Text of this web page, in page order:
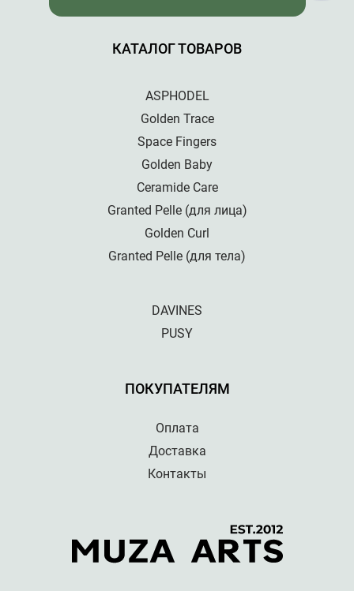
КАТАЛОГ ТОВАРОВ
ASPHODEL
Golden Trace
Space Fingers
Golden Baby
Ceramide Care
Granted Pelle (для лица)
Golden Curl
Granted Pelle (для тела)
DAVINES
PUSY
ПОКУПАТЕЛЯМ
Оплата
Доставка
Контакты